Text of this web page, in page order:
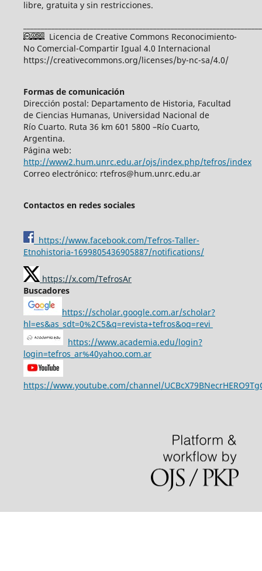
libre, gratuita y sin restricciones.
Licencia de Creative Commons Reconocimiento-
No Comercial-Compartir Igual 4.0 Internacional
https://creativecommons.org/licenses/by-nc-sa/4.0/
Formas de comunicación
Dirección postal: Departamento de Historia, Facultad
de Ciencias Humanas, Universidad Nacional de
Río Cuarto. Ruta 36 km 601 5800 –Río Cuarto,
Argentina.
Página web:
http://www2.hum.unrc.edu.ar/ojs/index.php/tefros/index
Correo electrónico: rtefros@hum.unrc.edu.ar
Contactos en redes sociales
https://www.facebook.com/Tefros-Taller-
Etnohistoria-1699805436905887/notifications/
https://x.com/TefrosAr
Buscadores
https://scholar.google.com.ar/scholar?
hl=es&as_sdt=0%2C5&q=revista+tefros&oq=revi
https://www.academia.edu/login?
login=tefros_ar%40yahoo.com.ar
https://www.youtube.com/channel/